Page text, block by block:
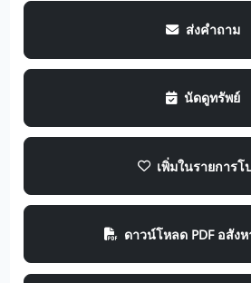
ส่งคำถาม
นัดดูทรัพย์
เพิ่มในรายการโ
ดาวน์โหลด PDF อสัง